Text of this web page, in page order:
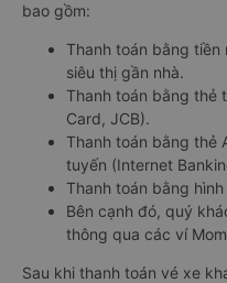
bao gồm:
Thanh toán bằng
siêu thị gần nhà.
Thanh toán bằng thẻ
Card, JCB).
Thanh toán bằng thẻ
tuyến (Internet
Thanh toán bằng
Bên cạnh đó, quý
thông qua các ví
Sau khi thanh toán vé xe